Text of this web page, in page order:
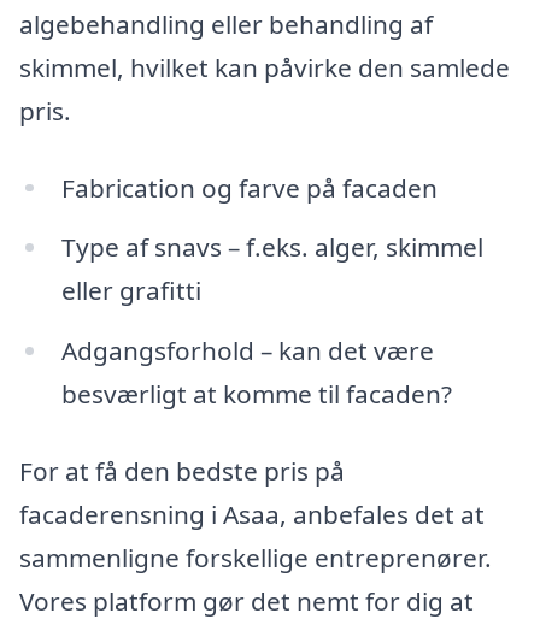
algebehandling eller behandling af
skimmel, hvilket kan påvirke den samlede
pris.
Fabrication og farve på facaden
Type af snavs – f.eks. alger, skimmel
eller grafitti
Adgangsforhold – kan det være
besværligt at komme til facaden?
For at få den bedste pris på
facaderensning i Asaa, anbefales det at
sammenligne forskellige entreprenører.
Vores platform gør det nemt for dig at